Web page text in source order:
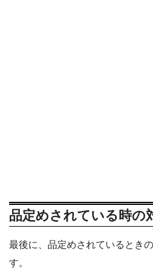
品定めされている時の
最後に、品定めされているとき
す。